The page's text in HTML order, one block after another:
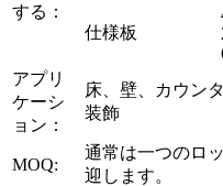
する：
仕様板
アプリ
ケーシ
ョン：
床、壁、カウン
装飾
MOQ:
通常は一つのロ
迎します。